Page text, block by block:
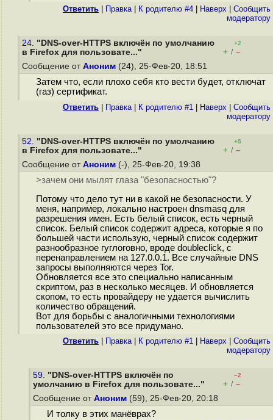
Ответить Правка| К родителю #4 Наверх
Cообщить
модератору
24. "DNS-over-HTTPS включён по умолчанию
в Firefox для пользовате..."
+2
+ / –
Сообщение от Аноним (24), 25-Фев-20, 18:51
Затем что, если плохо себя кто вести будет, отключат
(газ) сертификат.
Ответить Правка| К родителю #1 Наверх
Cообщить
модератору
52. "DNS-over-HTTPS включён по умолчанию
в Firefox для пользовате..."
+5
+ / –
Сообщение от Аноним (-), 25-Фев-20, 19:38
>зачем они мылят глаза "безопасностью"?
Потому что дело тут ни в какой не безопасности. У
меня, например, локально настроен dnsmasq для
разрешения имен. Есть белый список, есть черный
список. Белый список содержит адреса, которые я по
большей части использую, черный список содержит
разнообразное гуглоговно, вроде doubleclick, с
перенаправлением на 127.0.0.1. Все случайные DNS
запросы выполняются через Tor.
Обновляется все это специально написанным
скриптом, раз в несколько месяцев. И обновляется
скопом, то есть провайдеру не удается вычислить
количество обращений.
Вот для борьбы с аналогичными технологиями
пользователей это все придумано.
Ответить Правка| К родителю #1 Наверх
Cообщить
модератору
59. "DNS-over-HTTPS включён по
умолчанию в Firefox для пользовате..."
–2
+ / –
Сообщение от Аноним (59), 25-Фев-20, 20:18
И толку в этих манёврах?